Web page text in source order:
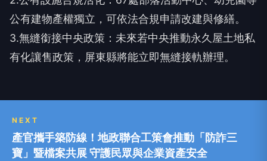
公有建物產權獨立，可依法合規申請改建與修繕。
3.無縫銜接中央政策：未來若中央推動永久屋土地私
有化讓售政策，屏東縣將能立即無縫接軌辦理。
NEXT
產官攜手築防線！地政聯合工策會推動「防詐三
寶」暨檔案共展 守護民眾與企業資產安全